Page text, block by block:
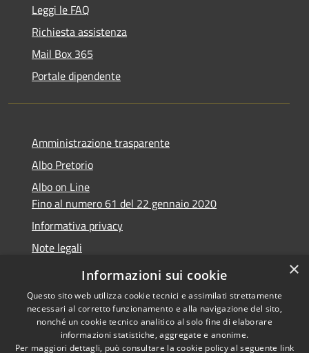
Leggi le FAQ
Richiesta assistenza
Mail Box 365
Portale dipendente
Amministrazione trasparente
Albo Pretorio
Albo on Line
Fino al numero 61 del 22 gennaio 2020
Informativa privacy
Note legali
Dichiarazione di accessibilità
Copyright © 2026 • Comune di
×
Informazioni sui cookie
Questo sito web utilizza cookie tecnici e assimilati strettamente
necessari al corretto funzionamento e alla navigazione del sito,
nonché un cookie tecnico analitico al solo fine di elaborare
informazioni statistiche, aggregate e anonime.
Per maggiori dettagli, può consultare la cookie policy al seguente link